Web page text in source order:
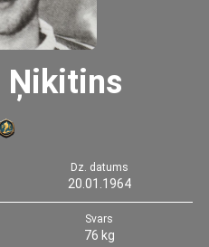
Ņikitins
Dz. datums
20.01.1964
Svars
76 kg